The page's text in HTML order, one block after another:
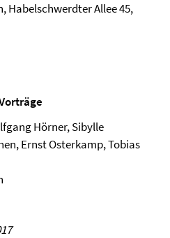
Habelschwerdter Allee 45,
Hörner, Sibylle
Ernst Osterkamp, Tobias